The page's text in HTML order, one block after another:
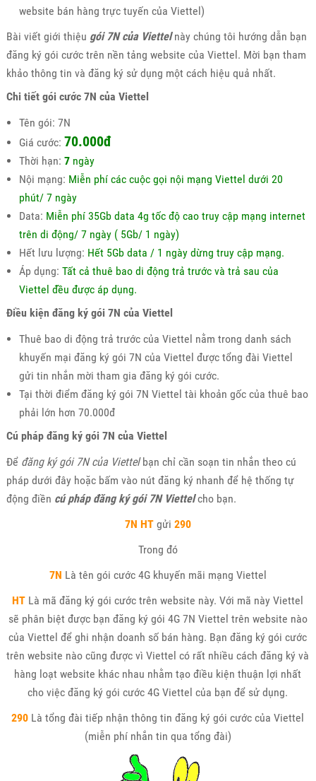
website bán hàng trực tuyến của Viettel)
Bài viết giới thiệu gói 7N của Viettelnày chúng tôi hướng dẫn bạn
đăng ký gói cước trên nền tảng website của Viettel. Mời bạn tham
khảo thông tin và đăng ký sử dụng một cách hiệu quả nhất.
Chi tiết gói cước 7N của Viettel
Tên gói: 7N
Giá cước: 70.000đ
Thời hạn: 7 ngày
Nội mạng: Miễn phí các cuộc gọi nội mạng Viettel dưới 20
phút/ 7 ngày
Data: Miễn phí 35Gb data 4g tốc độ cao truy cập mạng internet
trên di động/ 7 ngày ( 5Gb/ 1 ngày)
Hết lưu lượng: Hết 5Gb data / 1 ngày dừng truy cập mạng.
Áp dụng: Tất cả thuê bao di động trả trước và trả sau của
Viettel đều được áp dụng.
Điều kiện đăng ký gói 7N của Viettel
Thuê bao di động trả trước của Viettel nằm trong danh sách
khuyến mại đăng ký gói 7N của Viettel được tổng đài Viettel
gửi tin nhắn mời tham gia đăng ký gói cước.
Tại thời điểm đăng ký gói 7N Viettel tài khoản gốc của thuê bao
phải lớn hơn 70.000đ
Cú pháp đăng ký gói 7N của Viettel
Để đăng ký gói 7N của Viettelbạn chỉ cần soạn tin nhắn theo cú
pháp dưới đây hoặc bấm vào nút đăng ký nhanh để hệ thống tự
động điền cú pháp đăng ký gói 7N Viettelcho bạn.
7N HTgửi 290
Trong đó
7N Là tên gói cước 4G khuyến mãi mạng Viettel
HT Là mã đăng ký gói cước trên website này. Với mã này Viettel
sẽ phân biệt được bạn đăng ký gói 4G 7N Viettel trên website nào
của Viettel để ghi nhận doanh số bán hàng. Bạn đăng ký gói cước
trên website nào cũng được vì Viettel có rất nhiều cách đăng ký và
hàng loạt website khác nhau nhằm tạo điều kiện thuận lợi nhất
cho việc đăng ký gói cước 4G Viettel của bạn để sử dụng.
290 Là tổng đài tiếp nhận thông tin đăng ký gói cước của Viettel
(miễn phí nhắn tin qua tổng đài)